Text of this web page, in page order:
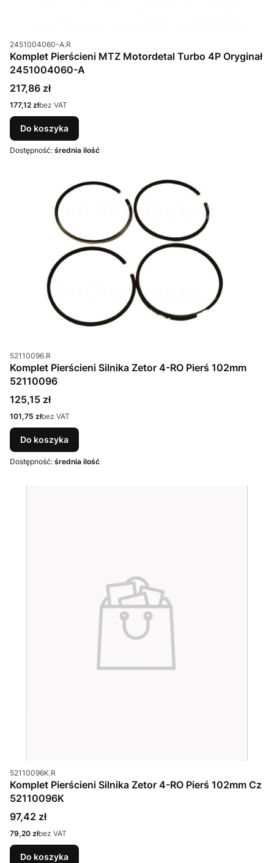
Kod produktu
2451004060-A.R
Komplet Pierścieni MTZ Motordetal Turbo 4P Oryginał
2451004060-A
Cena
217,86 zł
Cena
177,12 złbez VAT
Do koszyka
Dostępność: średnia ilość
Kod produktu
52110096.R
Komplet Pierścieni Silnika Zetor 4-RO Pierś 102mm
52110096
Cena
125,15 zł
Cena
101,75 złbez VAT
Do koszyka
Dostępność: średnia ilość
Kod produktu
52110096K.R
Komplet Pierścieni Silnika Zetor 4-RO Pierś 102mm Cz
52110096K
Cena
97,42 zł
Cena
79,20 złbez VAT
Do koszyka